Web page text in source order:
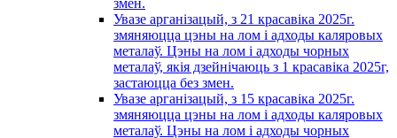
змен.
Увазе арганізацый, з 21 красавiка 2025г.
змяняюцца цэны на лом і адходы каляровых
металаў. Цэны на лом і адходы чорных
металаў, якія дзейнічаюць з 1 красавiка 2025г,
застаюцца без змен.
Увазе арганізацый, з 15 красавiка 2025г.
змяняюцца цэны на лом і адходы каляровых
металаў. Цэны на лом і адходы чорных